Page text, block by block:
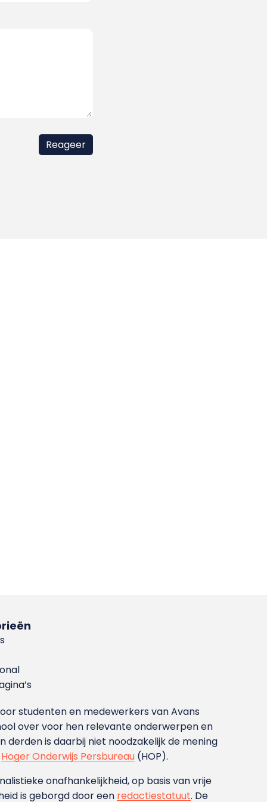
studenten en medewerkers van Avans
over voor hen relevante onderwerpen en
is daarbij niet noodzakelijk de mening
Hoger Onderwijs Persbureau (HOP).
onafhankelijkheid, op basis van vrije
is geborgd door een redactiestatuut. De